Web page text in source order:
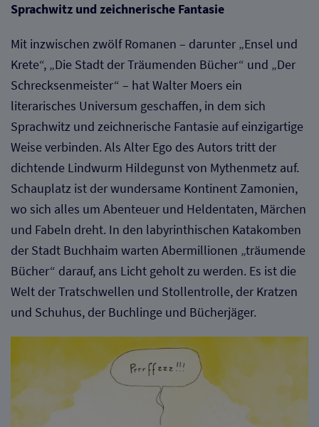
Sprachwitz und zeichnerische Fantasie
Mit inzwischen zwölf Romanen – darunter „Ensel und
Krete“, „Die Stadt der Träumenden Bücher“ und „Der
Schrecksenmeister“ – hat Walter Moers ein
literarisches Universum geschaffen, in dem sich
Sprachwitz und zeichnerische Fantasie auf einzigartige
Weise verbinden. Als Alter Ego des Autors tritt der
dichtende Lindwurm Hildegunst von Mythenmetz auf.
Schauplatz ist der wundersame Kontinent Zamonien,
wo sich alles um Abenteuer und Heldentaten, Märchen
und Fabeln dreht. In den labyrinthischen Katakomben
der Stadt Buchhaim warten Abermillionen „träumende
Bücher“ darauf, ans Licht geholt zu werden. Es ist die
Welt der Tratschwellen und Stollentrolle, der Kratzen
und Schuhus, der Buchlinge und Bücherjäger.